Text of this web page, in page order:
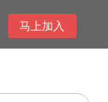
马上加入